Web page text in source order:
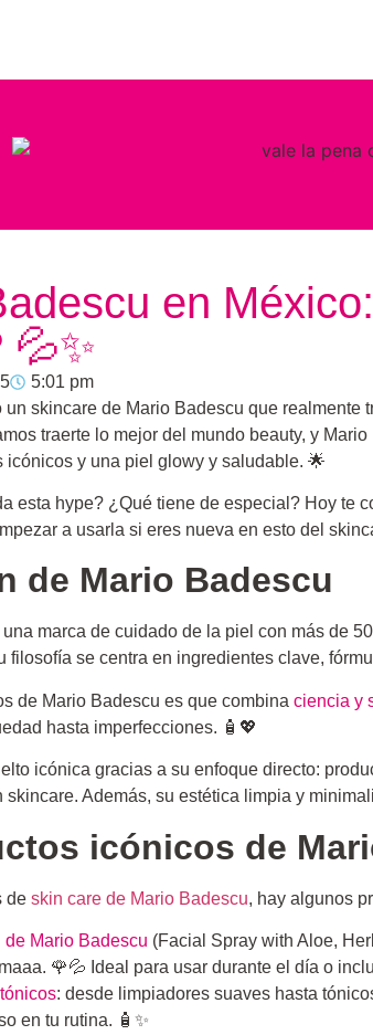
en
💦✨
5:01 pm
skincare de Mario Badescu que realmente
traerte lo mejor del mundo beauty, y
icónicos y una piel glowy y saludable. 🌟
esta hype? ¿Qué tiene de especial? Hoy te
a usarla si eres nueva en esto del
de Mario Badescu
marca de cuidado de la piel con más de
filosofía se centra en ingredientes clave,
de Mario Badescu es que combina ciencia y
hasta imperfecciones. 🧴💖
icónica gracias a su enfoque directo:
skincare. Además, su estética limpia y
icónicos de
de skin care de Mario Badescu, hay algunos
de Mario Badescu (Facial Spray with Aloe,
🌹💦 Ideal para usar durante el día o
: desde limpiadores suaves hasta
en tu rutina. 🧴✨